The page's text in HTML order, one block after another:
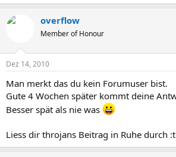
overflow
Member of Honour
Dez 14, 2010
Man merkt das du kein Forumuser bist.
Gute 4 Wochen später kommt deine
Besser spät als nie was
Liess dir throjans Beitrag in Ruhe durch